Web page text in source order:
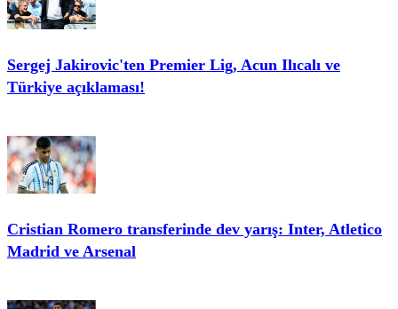
Sergej Jakirovic'ten Premier Lig, Acun Ilıcalı ve
Türkiye açıklaması!
Cristian Romero transferinde dev yarış: Inter, Atletico
Madrid ve Arsenal